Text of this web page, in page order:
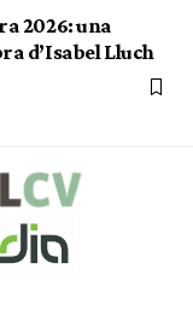
2026: una
d’Isabel Lluch